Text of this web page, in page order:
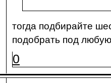
тогда подбирайте
подобрать под
0